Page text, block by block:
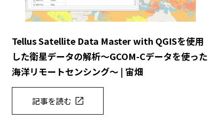
Tellus Satellite Data Master with QGISを使用
した衛星データの解析〜GCOM-Cデータを使った
海洋リモートセンシング〜 | 宙畑
記事を読む